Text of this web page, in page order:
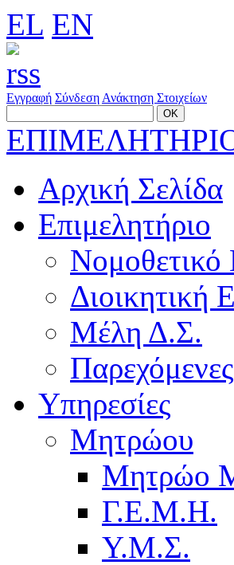
EL EN
Εγγραφή Σύνδεση Ανάκτηση Στοιχείων
Αρχική Σελίδα
Επιμελητήριο
Νομοθετικό
Διοικητική
Μέλη Δ.Σ.
Υπηρεσίες
Μητρώου
Μητρώο
Γ.Ε.Μ.Η.
Υ.Μ.Σ.